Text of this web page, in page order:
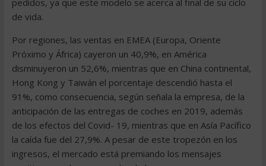
pedidos, ya que este modelo se acerca al final de su ciclo
de vida.
Por regiones, las ventas en EMEA (Europa, Oriente
Próximo y África) cayeron un 40,9%, en América
disminuyeron un 52,6%, mientras que en China continental,
Hong Kong y Taiwán el porcentaje descendió hasta el
91%, como consecuencia, según señala la empresa, de la
anticipación de las entregas de coches en 2019, además
de los efectos del Covid- 19, mientras que en Asía Pacífico
la caída fue del 27,9%. A pesar de este tropezón en los
ingresos, el mercado está premiando los mensajes